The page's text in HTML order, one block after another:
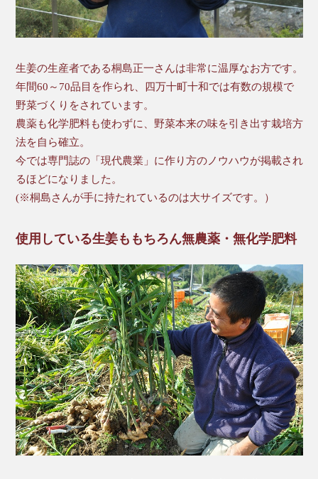
生姜の生産者である桐島正一さんは非常に温厚なお方です。
年間60～70品目を作られ、四万十町十和では有数の規模で
野菜づくりをされています。
農薬も化学肥料も使わずに、野菜本来の味を引き出す栽培方
法を自ら確立。
今では専門誌の「現代農業」に作り方のノウハウが掲載され
るほどになりました。
(※桐島さんが手に持たれているのは大サイズです。）
使用している生姜ももちろん無農薬・無化学肥料